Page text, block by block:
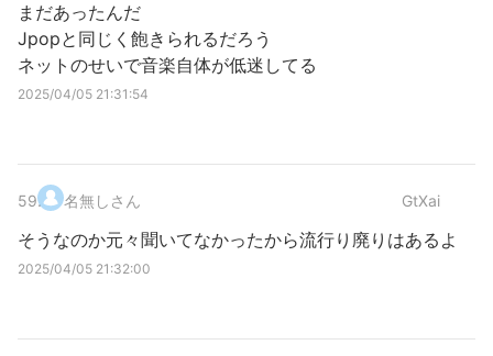
まだあったんだ
Jpopと同じく飽きられるだろう
ネットのせいで音楽自体が低迷してる
2025/04/05 21:31:54
59. 名無しさん GtXai
そうなのか元々聞いてなかったから流行り廃りはあるよ
2025/04/05 21:32:00